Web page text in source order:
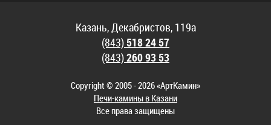
Казань, Декабристов, 119а
(843)518 24 57
(843)260 93 53
Copyright © 2005 - 2026 «АртКамин»
Печи-камины в Казани
Все права защищены